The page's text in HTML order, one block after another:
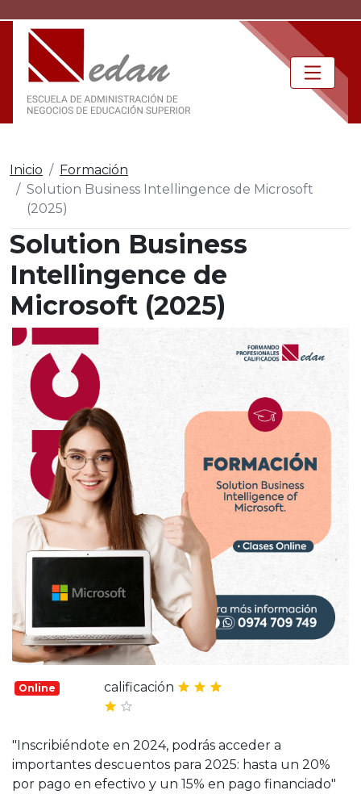
Inicio
Formación
Solution Business Intellingence de Microsoft
(2025)
Solution Business
Intellingence de
Microsoft (2025)
Online calificación
"Inscribiéndote en 2024, podrás acceder a
importantes descuentos para 2025: hasta un 20%
por pago en efectivo y un 15% en pago financiado"